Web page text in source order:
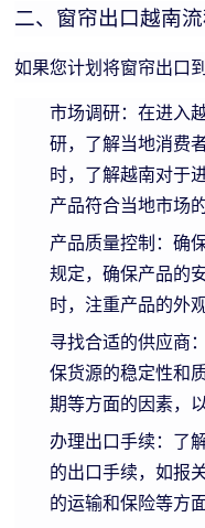
二、窗帘出口越南
如果您计划将窗帘出口
市场调研：在进入
研，了解当地消费
时，了解越南对于
产品符合当地市场
产品质量控制：确
规定，确保产品的
时，注重产品的外
寻找合适的供应商
保货源的稳定性和
期等方面的因素，
办理出口手续：了
的出口手续，如报
的运输和保险等方